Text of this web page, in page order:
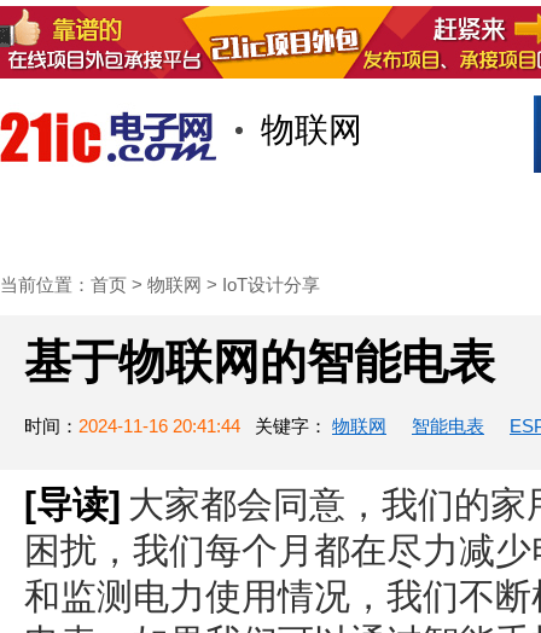
物联网
当前位置： 首页 > 物联网 > IoT设计分享
基于物联网的智能电表
时间： 2024-11-16 20:41:44 关键字： 物联网 智能电表
[导读] 大家都会同意，我们的
困扰，我们每个月都在尽力减
和监测电力使用情况，我们不